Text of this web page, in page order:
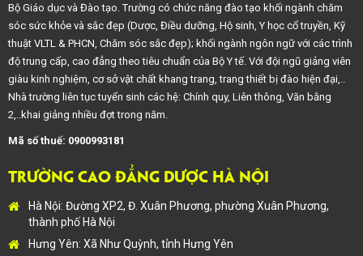
Bộ Giáo dục và Đào tạo. Trường có chức năng đào tạo khối ngành chăm
sóc sức khỏe và sắc đẹp (Dược, Điều dưỡng, Hộ sinh, Y học cổ truyền, Kỹ
thuật VLTL & PHCN, Chăm sóc sắc đẹp); khối ngành ngôn ngữ với các trình
độ trung cấp, cao đẳng theo tiêu chuẩn của Bộ Y tế. Với đội ngũ giảng viên
giàu kinh nghiệm, cơ sở vật chất khang trang, trang thiết bị đào hiện đại,..
Nhà trường liên tục tuyển sinh các hệ: Chính quy, Liên thông, Văn bằng
2,..khai giảng nhiều đợt trong năm.
Mã số thuế: 0900993181
TRƯỜNG CAO ĐẲNG DƯỢC HÀ NỘI
Hà Nội: Đường XP2, Đ. Xuân Phương, phường Xuân Phương,
thành phố Hà Nội
Hưng Yên: Xã Như Quỳnh, tỉnh Hưng Yên